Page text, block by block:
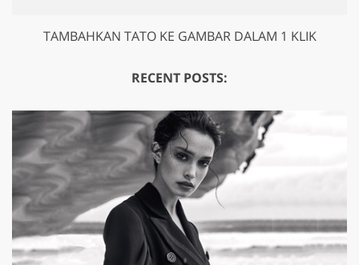
TAMBAHKAN TATO KE GAMBAR DALAM 1 KLIK
RECENT POSTS: